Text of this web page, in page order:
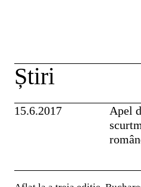
Știri
15.6.2017
Apel